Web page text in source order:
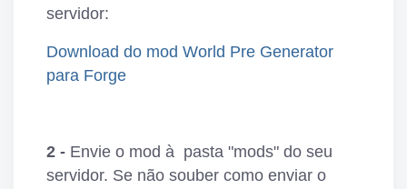
servidor:
Download do mod World Pre Generator
para Forge
2 - Envie o mod à pasta "mods" do seu
servidor. Se não souber como enviar o